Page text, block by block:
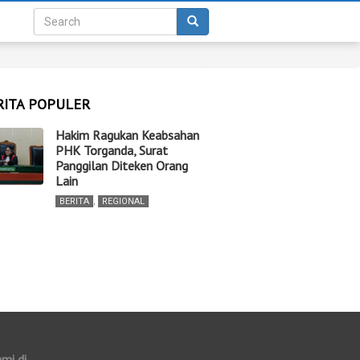
POPULER
Hakim Ragukan Keabsahan
PHK Torganda, Surat
Panggilan Diteken Orang
Lain
BERITA , REGIONAL